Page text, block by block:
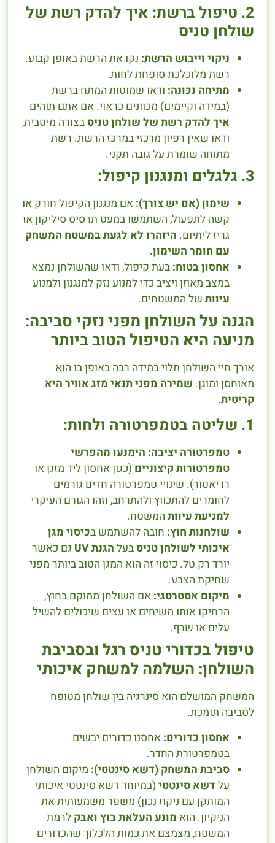
2. טיפול ברשת: איך להדק רשת של
שולחן טניס
ניקוי וייבוש הרשת: נקו את הרשת באופן קבוע.
רשת מלוכלכת סופחת לחות.
מתיחה נכונה: ודאו שמוטות המתח ברשת
(במידה וקיימים) מכוונים כראוי. אם אתם תוהים
איך להדק רשת של שולחן טניסבצורה מיטבית,
ודאו שאין רפיון מרכזי במרכז הרשת. רשת
מתוחה שומרת על גובה תקני.
3. גלגלים ומנגנון קיפול:
שימון (אם יש צורך): אם מנגנון הקיפול חורק או
קשה לתפעול, השתמשו במעט תרסיס סיליקון או
גריז ליתיום. היזהרו לא לגעת במשטח המשחק
עם חומר השימון.
אחסון בטוח: בעת קיפול, ודאו שהשולחן נמצא
במצב מאוזן ויציב כדי למנוע נזק למנגנון ולמנוע
עיוות של המשטחים.
הגנה על השולחן מפני נזקי סביבה:
מניעה היא הטיפול הטוב ביותר
אורך חיי השולחן תלוי במידה רבה באופן בו הוא
מאוחסן ומוגן. שמירה מפני תנאי מזג אוויר היא
קריטית.
1. שליטה בטמפרטורה ולחות:
טמפרטורה יציבה: הימנעו מהפרשי
טמפרטורות קיצוניים (כגון אחסון ליד מזגן או
רדיאטור). שינויי טמפרטורה חדים גורמים
לחומרים להתכווץ ולהתרחב, וזהו הגורם העיקרי
למניעת עיוות המשטח.
שולחנות חוץ: חובה להשתמש בכיסוי מגן
איכותי לשולחן טניסבעל הגנת UV
גם כאשר
יורד רק טל. כיסוי זה הוא המגן הטוב ביותר מפני
שחיקת הצבע.
מיקום אסטרטגי: אם השולחן ממוקם בחוץ,
הרחיקו אותו משיחים או עצים שיכולים להשיל
עלים או שרף.
טיפול בכדורי טניס רגל ובסביבת
השולחן: השלמה למשחק איכותי
המשחק המושלם הוא סינרגיה בין שולחן מטופח
לסביבה תומכת.
אחסון כדורים: אחסנו כדורים יבשים
בטמפרטורת החדר.
סביבת המשחק (דשא סינטטי): מיקום השולחן
עלדשא סינטטי (במיוחד דשא סינטטי איכותי
המותקן עם ניקוז נכון) משפר משמעותית את
הניקיון. הוא מונע העלאת בוץ ואבק לרמת
המשטח, מצמצם את כמות הלכלוך שהכדורים